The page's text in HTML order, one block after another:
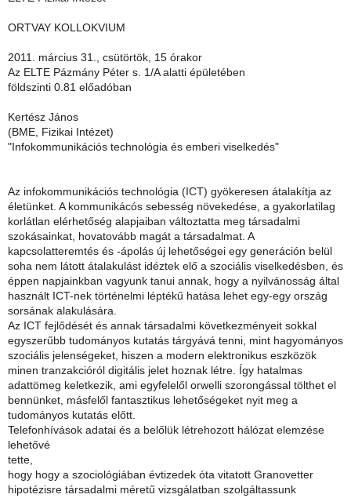
ORTVAY KOLLOKVIUM
2011. március 31., csütörtök, 15 órakor
Az ELTE Pázmány Péter s. 1/A alatti épületében
földszinti 0.81 előadóban
Kertész János
(BME, Fizikai Intézet)
"Infokommunikációs technológia és emberi viselkedés"
Az infokommunikációs technológia (ICT) gyökeresen átalakítja az
életünket. A kommunikácós sebesség növekedése, a gyakorlatilag
korlátlan elérhetőség alapjaiban változtatta meg társadalmi
szokásainkat, hovatovább magát a társadalmat. A
kapcsolatteremtés és -ápolás új lehetőségei egy generáción belül
soha nem látott átalakulást idéztek elő a szociális viselkedésben, és
éppen napjainkban vagyunk tanui annak, hogy a nyilvánosság által
használt ICT-nek történelmi léptékű hatása lehet egy-egy ország
sorsának alakulására.
Az ICT fejlődését és annak társadalmi következményeit sokkal
egyszerűbb tudományos kutatás tárgyává tenni, mint hagyományos
szociális jelenségeket, hiszen a modern elektronikus eszközök
minen tranzakcióról digitális jelet hoznak létre. Így hatalmas
adattömeg keletkezik, ami egyfelelől orwelli szorongással tölthet el
bennünket, másfelől fantasztikus lehetőségeket nyit meg a
tudományos kutatás előtt.
Telefonhívások adatai és a belőlük létrehozott hálózat elemzése
lehetővé
tette,
hogy hogy a szociológiában évtizedek óta vitatott Granovetter
hipotézisre társadalmi méretű vizsgálatban szolgáltassunk